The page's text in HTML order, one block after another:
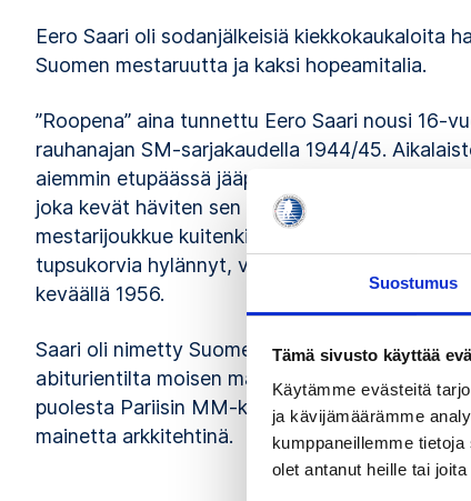
Suostumus
Tämä sivusto käyttää
Käytämme evästeitä
ja kävijämäärämme
kumppaneillemme
olet antanut heille tai
Eero Saari oli sodanjälkeisiä kiekkokaukaloita
Suomen mestaruutta ja kaksi hopeamitalia.
”Roopena” aina tunnettu Eero Saari nousi 16-
rauhanajan SM-sarjakaudella 1944/45.
aiemmin etupäässä jääpalloa. Kahdeksan
joka kevät häviten sen vain kahdesti (1948 ja
mestarijoukkue kuitenkin hajosi monen
tupsukorvia hylännyt, vaikka menestystä ei
keväällä 1956.
Saari oli nimetty Suomen joukkueeseen
abiturientilta moisen matkan koulusta
puolesta Pariisin MM-kisoihin 1951 sekä Oslon
mainetta arkkitehtinä.